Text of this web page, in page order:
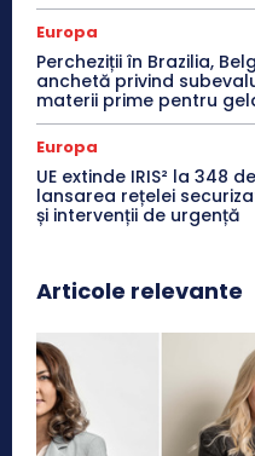
Europa
Percheziții în Brazilia,
anchetă privind
materii prime pentru
Europa
UE extinde IRIS² la 348
lansarea rețelei
și intervenții de urgență
Articole relevante